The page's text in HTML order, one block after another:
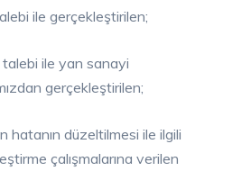
ile gerçekleştirilen;
ile yan sanayi
gerçekleştirilen;
hatanın düzeltilmesi ile ilgili
çalışmalarına verilen